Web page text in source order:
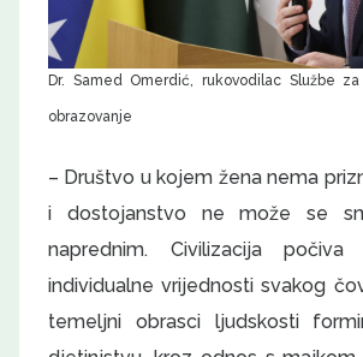
Dr. Samed Omerdić, rukovodilac Službe
obrazovanje
– Društvo u kojem žena nema
i dostojanstvo ne može se
naprednim. Civilizacija počiva
individualne vrijednosti svakog
temeljni obrasci ljudskosti